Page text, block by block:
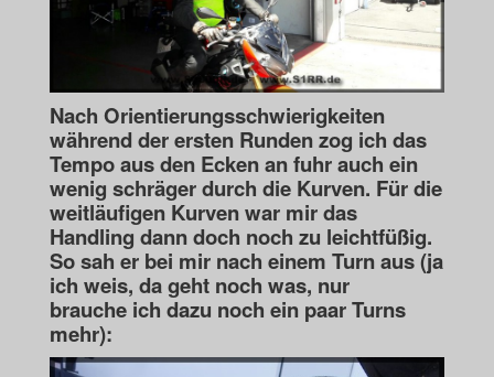
Nach Orientierungsschwierigkeiten
während der ersten Runden zog ich das
Tempo aus den Ecken an fuhr auch ein
wenig schräger durch die Kurven. Für die
weitläufigen Kurven war mir das
Handling dann doch noch zu leichtfüßig.
So sah er bei mir nach einem Turn aus (ja
ich weis, da geht noch was, nur
brauche ich dazu noch ein paar Turns
mehr):